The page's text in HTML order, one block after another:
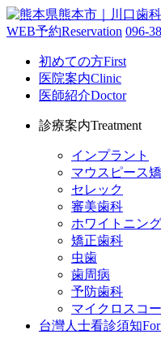
WEB予約Reservation 096-
初めての方First
医院案内Clinic
医師紹介Doctor
診療案内Treatment
インプラント
マウスピース
セレック
審美歯科
ホワイトニング
矯正歯科
虫歯
歯周病
予防歯科
マイクロスコ
台灣人士看診須知